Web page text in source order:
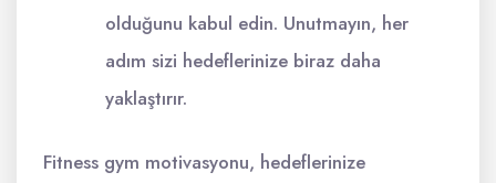
olduğunu kabul edin. Unutmayın, her
adım sizi hedeflerinize biraz daha
yaklaştırır.
Fitness gym motivasyonu, hedeflerinize